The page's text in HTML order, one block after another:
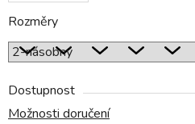
Rozměry
Dostupnost
Možnosti doručení